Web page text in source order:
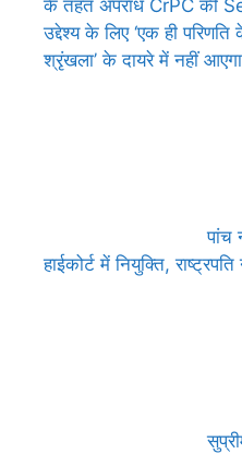
के तहत अपराध CrPC की
उद्देश्य के लिए ‘एक ही
श्रृंखला’ के दायरे में नहीं
पांच
हाईकोर्ट में नियुक्ति,